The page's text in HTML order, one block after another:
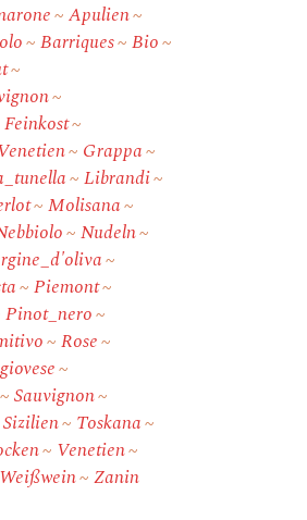
Apulien
Barriques
Bio
Feinkost
Grappa
Librandi
Molisana
Nudeln
Piemont
Pinot_nero
Rose
Sauvignon
Sizilien
Toskana
Venetien
Weißwein Zanin